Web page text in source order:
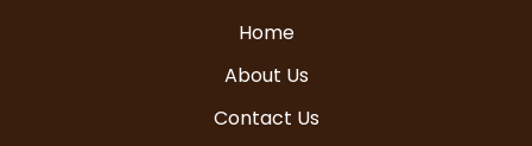
Home
About Us
Contact Us